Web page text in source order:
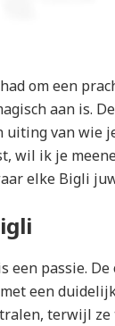
om een
aan is.
uiting van wie
wil ik je
elke Bigli
een passie.
een
terwijl